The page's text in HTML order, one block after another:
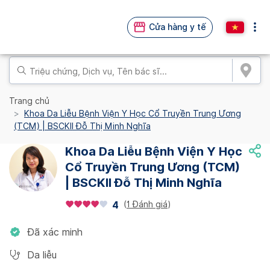
Cửa hàng y tế
Trang chủ
Khoa Da Liễu Bệnh Viện Y Học Cổ Truyền Trung Ương
(TCM) | BSCKII Đỗ Thị Minh Nghĩa
Khoa Da Liễu Bệnh Viện Y Học
Cổ Truyền Trung Ương (TCM)
| BSCKII Đỗ Thị Minh Nghĩa
4 (1 Đánh giá)
Đã xác minh
Da liễu